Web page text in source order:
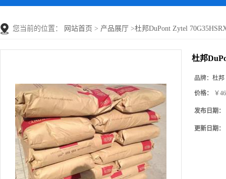
您当前的位置： 网站首页 > 产品展厅 >杜邦DuPont Zytel
杜邦
品牌： 杜邦
价格： ￥
发布日期：
更新日期：